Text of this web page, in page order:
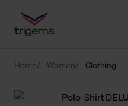
Home Women Clothing